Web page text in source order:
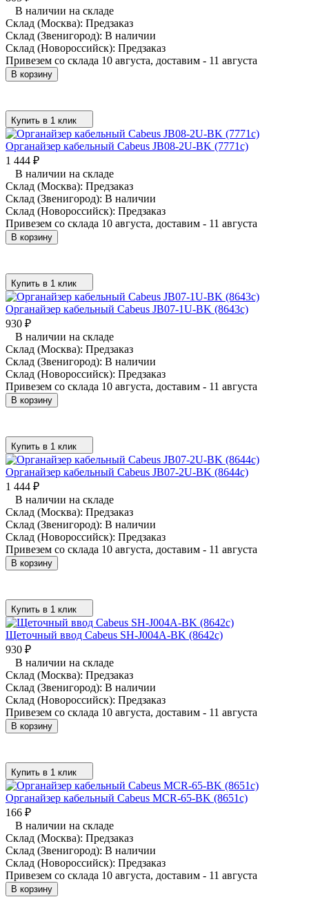
В наличии на складе
Склад (Москва): Предзаказ
Склад (Звенигород): В наличии
Склад (Новороссийск): Предзаказ
Привезем со склада 10 августа, доставим - 11 августа
В корзину
Купить в 1 клик
Органайзер кабельный Cabeus JB08-2U-BK (7771c)
1 444 ₽
В наличии на складе
Склад (Москва): Предзаказ
Склад (Звенигород): В наличии
Склад (Новороссийск): Предзаказ
Привезем со склада 10 августа, доставим - 11 августа
В корзину
Купить в 1 клик
Органайзер кабельный Cabeus JB07-1U-BK (8643c)
930 ₽
В наличии на складе
Склад (Москва): Предзаказ
Склад (Звенигород): В наличии
Склад (Новороссийск): Предзаказ
Привезем со склада 10 августа, доставим - 11 августа
В корзину
Купить в 1 клик
Органайзер кабельный Cabeus JB07-2U-BK (8644c)
1 444 ₽
В наличии на складе
Склад (Москва): Предзаказ
Склад (Звенигород): В наличии
Склад (Новороссийск): Предзаказ
Привезем со склада 10 августа, доставим - 11 августа
В корзину
Купить в 1 клик
Щеточный ввод Cabeus SH-J004A-BK (8642c)
930 ₽
В наличии на складе
Склад (Москва): Предзаказ
Склад (Звенигород): В наличии
Склад (Новороссийск): Предзаказ
Привезем со склада 10 августа, доставим - 11 августа
В корзину
Купить в 1 клик
Органайзер кабельный Cabeus MCR-65-BK (8651c)
166 ₽
В наличии на складе
Склад (Москва): Предзаказ
Склад (Звенигород): В наличии
Склад (Новороссийск): Предзаказ
Привезем со склада 10 августа, доставим - 11 августа
В корзину